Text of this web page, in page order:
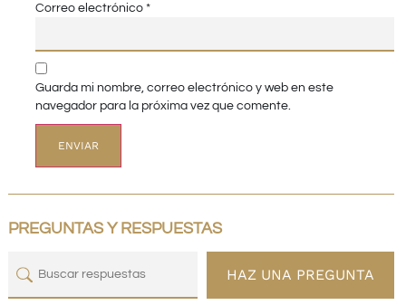
Correo electrónico *
Guarda mi nombre, correo electrónico y web en este
navegador para la próxima vez que comente.
PREGUNTAS Y RESPUESTAS
HAZ UNA PREGUNTA